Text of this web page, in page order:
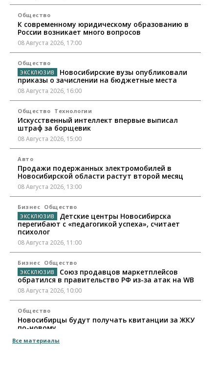
Общество
К современному юридическому образованию в
России возникает много вопросов
08 Августа 2026, 17:00
Общество
Новосибирские вузы опубликовали
приказы о зачислении на бюджетные места
08 Августа 2026, 16:00
Общество Технологии
Искусственный интеллект впервые выписал
штраф за борщевик
08 Августа 2026, 15:00
Авто
Продажи подержанных электромобилей в
Новосибирской области растут второй месяц
08 Августа 2026, 13:00
Бизнес Общество
Детские центры Новосибирска
перегибают с «педагогикой успеха», считает
психолог
08 Августа 2026, 11:00
Бизнес Общество
Союз продавцов маркетплейсов
обратился в правительство РФ из-за атак на WB
08 Августа 2026, 10:00
Общество
Новосибирцы будут получать квитанции за ЖКУ
по-новому
08 Августа 2026, 09:00
Все материалы